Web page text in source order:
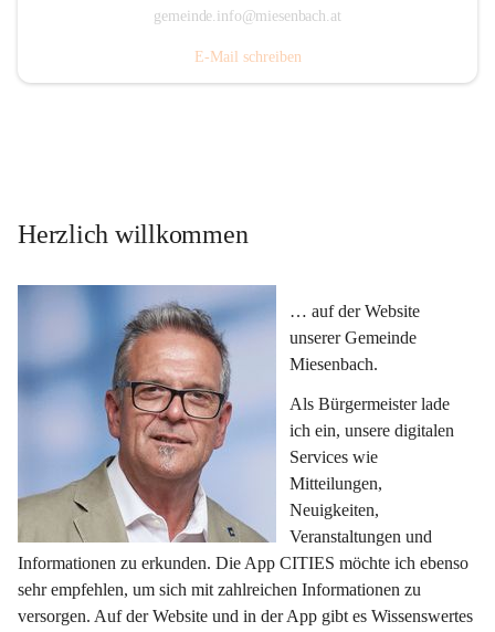
gemeinde.info@miesenbach.at
E-Mail schreiben
Herzlich willkommen
… auf der Website
unserer Gemeinde
Miesenbach.
Als Bürgermeister lade
ich ein, unsere digitalen
Services wie
Mitteilungen,
Neuigkeiten,
Veranstaltungen und
Informationen zu erkunden. Die App CITIES möchte ich ebenso
sehr empfehlen, um sich mit zahlreichen Informationen zu
versorgen. Auf der Website und in der App gibt es Wissenswertes